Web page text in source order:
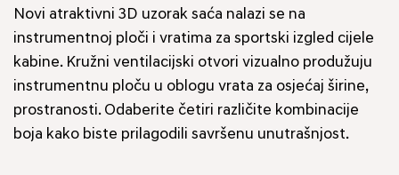
Novi atraktivni 3D uzorak saća nalazi se na
instrumentnoj ploči i vratima za sportski izgled cijele
kabine. Kružni ventilacijski otvori vizualno produžuju
instrumentnu ploču u oblogu vrata za osjećaj širine,
prostranosti. Odaberite četiri različite kombinacije
boja kako biste prilagodili savršenu unutrašnjost.